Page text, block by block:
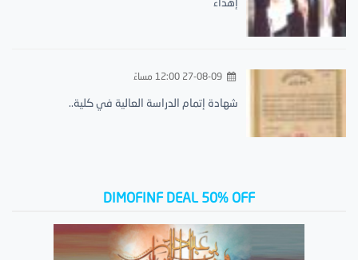
27-08-09 12:00 مساءً
شهادة إتمام الدراسة العالية في كلية..
DIMOFINF DEAL 50% OFF